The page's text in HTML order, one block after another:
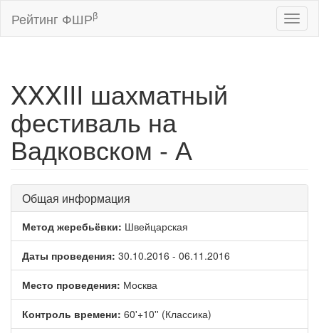
Рейтинг ФШРβ
XXXIII шахматный
фестиваль на
Вадковском - А
Общая информация
Метод жеребьёвки: Швейцарская
Даты проведения: 30.10.2016 - 06.11.2016
Место проведения: Москва
Контроль времени: 60'+10'' (Классика)